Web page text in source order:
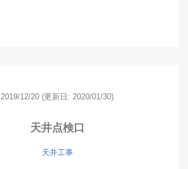
2019/12/20 (更新日: 2020/01/30)
天井点検口
天井工事